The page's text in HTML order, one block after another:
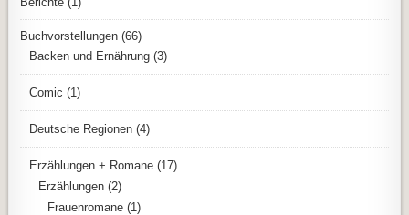
Buchvorstellungen (66)
Backen und Ernährung (3)
Comic (1)
Deutsche Regionen (4)
Erzählungen + Romane (17)
Erzählungen (2)
Frauenromane (1)